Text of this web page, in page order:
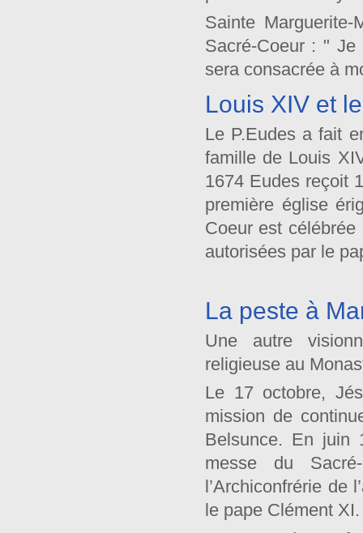
Sainte
Sacré-Coeur : " Je
sera consacrée à
Louis XIV et
Le P.Eudes a fait
famille de Louis
1674 Eudes reçoit
première église
Coeur est
autorisées par le
La peste à
Une autre
religieuse au
Le 17 octobre,
mission de
Belsunce. En juin
messe du Sacré-
l’Archiconfrérie de
le pape Clément XI.